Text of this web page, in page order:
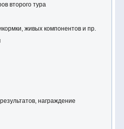
второго тура
живых компонентов и пр.
награждение